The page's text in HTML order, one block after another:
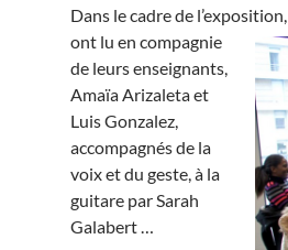
Dans le cadre de l’exposition,
ont lu en compagnie
de leurs enseignants,
Amaïa Arizaleta et
Luis Gonzalez,
accompagnés de la
voix et du geste, à la
guitare par Sarah
Galabert …